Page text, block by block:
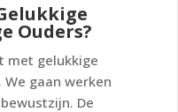
Ouders?
met gelukkige
gaan werken
De